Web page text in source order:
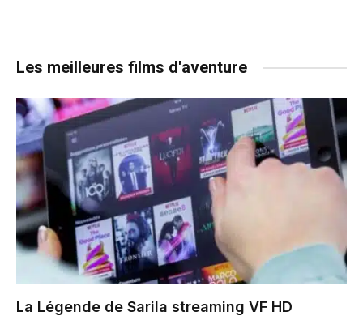
Les meilleures films d'aventure
La Légende de Sarila streaming VF HD